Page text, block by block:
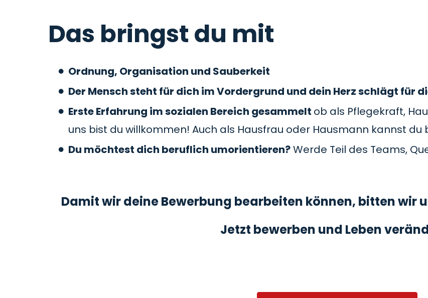
Das bringst du mit
Ordnung, Organisation und Sauberkeit
Der Mensch steht für dich im Vordergrund und dein Herz schlägt für
Erste Erfahrung im sozialen Bereich gesammelt ob als Pflegekraft,
uns bist du willkommen! Auch als Hausfrau oder Hausmann kannst
Du möchtest dich beruflich umorientieren?Werde Teil des Teams,
Damit wir deine Bewerbung bearbeiten können, bitten wir
Jetzt bewerben und Leben